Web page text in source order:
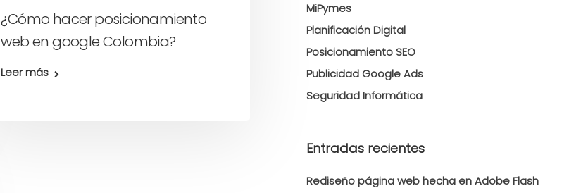
¿Cómo hacer posicionamiento
web en google Colombia?
Leer más
MiPymes
Planificación Digital
Posicionamiento SEO
Publicidad Google Ads
Seguridad Informática
Entradas recientes
Rediseño página web hecha en Adobe Flash